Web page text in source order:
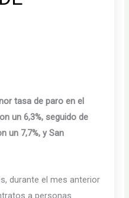
tasa de paro en el
un 6,3%, seguido de
un 7,7%, y San
durante el mes anterior
a personas